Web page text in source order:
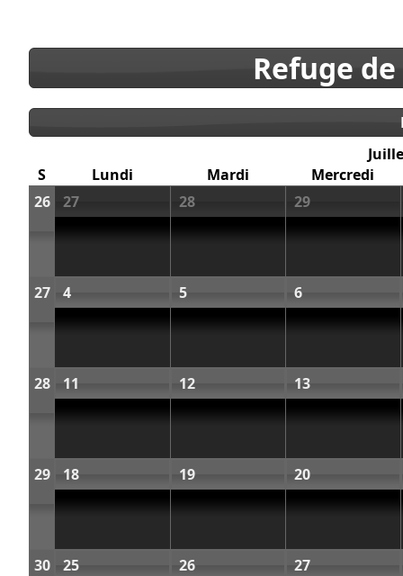
Refuge
S
Lundi Mardi
Mercredi
26
27 28 29
27 4 5 6
28 11 12 13
29 18 19 20
30 25 26 27